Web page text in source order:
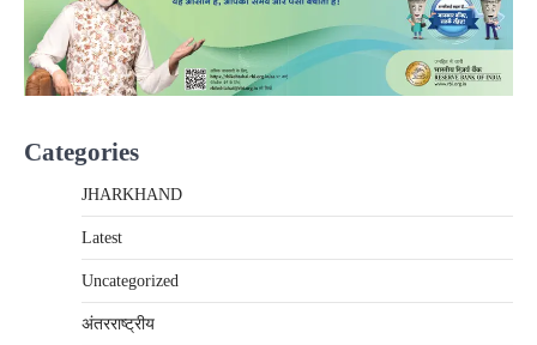
Categories
JHARKHAND
Latest
Uncategorized
अंतरराष्‍ट्रीय